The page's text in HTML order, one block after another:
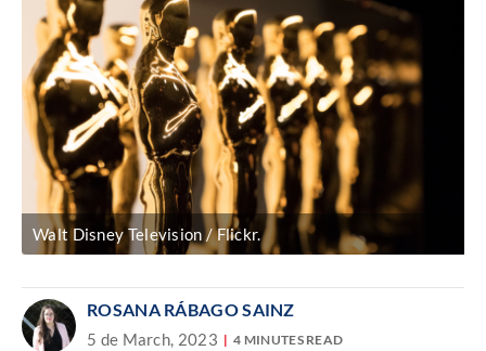
Walt Disney Television / Flickr.
ROSANA RÁBAGO SAINZ
5 de March, 2023 4 MINUTES READ